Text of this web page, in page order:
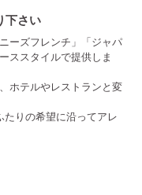
下さい
ーズフレンチ」「ジャパ
ススタイルで提供しま
ホテルやレストランと変
たりの希望に沿ってアレ